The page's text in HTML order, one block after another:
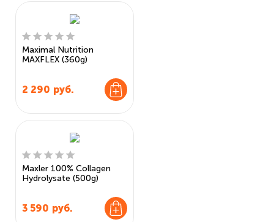
Maximal Nutrition
MAXFLEX (360g)
2 290 руб.
Maxler 100% Collagen
Hydrolysate (500g)
3 590 руб.